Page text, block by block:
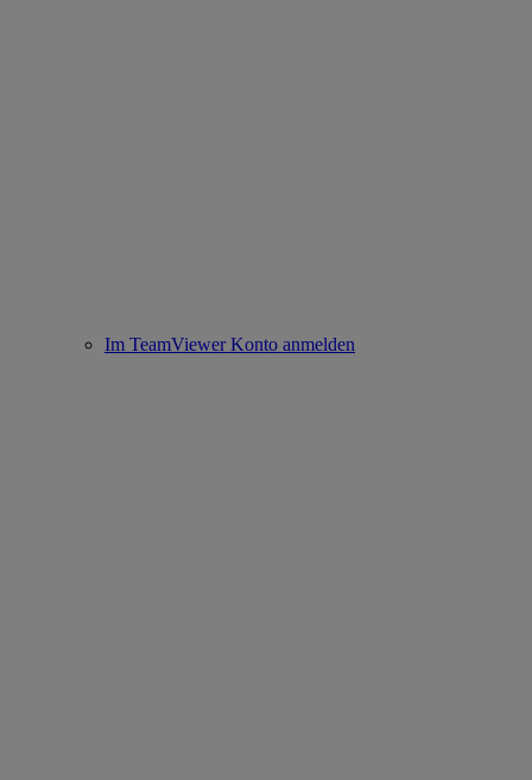
Im TeamViewer Konto anmelden